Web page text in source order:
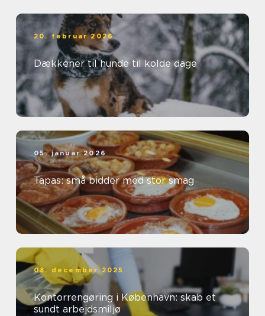
20. februar 2026
Dækkener til hunde til kolde dage
05. januar 2026
Tapas: små bidder med stor smag
08. december 2025
Kontorrengøring i København: skab et
sundt arbejdsmiljø